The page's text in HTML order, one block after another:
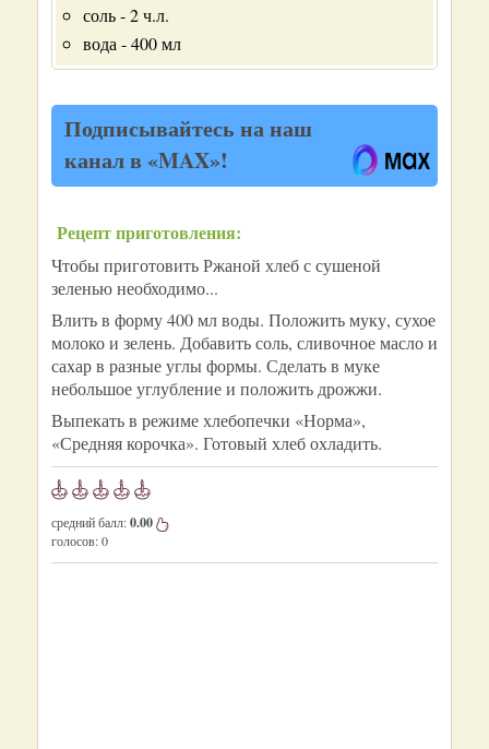
соль - 2 ч.л.
вода - 400 мл
Подписывайтесь на наш
канал в «MAX»!
Рецепт приготовления:
Чтобы приготовить Ржаной хлеб с сушеной
зеленью необходимо...
Влить в форму 400 мл воды. Положить муку, сухое
молоко и зелень. Добавить соль, сливочное масло и
сахар в разные углы формы. Сделать в муке
небольшое углубление и положить дрожжи.
Выпекать в режиме хлебопечки «Норма»,
«Средняя корочка». Готовый хлеб охладить.
средний балл:0.00
голосов:0